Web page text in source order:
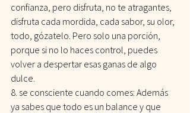
confianza, pero disfruta, no te atragantes,
disfruta cada mordida, cada sabor, su olor,
todo, gózatelo. Pero solo una porción,
porque si no lo haces control, puedes
volver a despertar esas ganas de algo
dulce.
8. se consciente cuando comes: Además
ya sabes que todo es un balance y que